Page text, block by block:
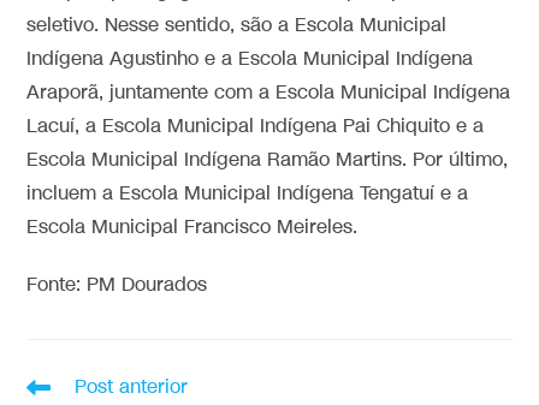
seletivo. Nesse sentido, são a Escola Municipal
Indígena Agustinho e a Escola Municipal Indígena
Araporã, juntamente com a Escola Municipal Indígena
Lacuí, a Escola Municipal Indígena Pai Chiquito e a
Escola Municipal Indígena Ramão Martins. Por último,
incluem a Escola Municipal Indígena Tengatuí e a
Escola Municipal Francisco Meireles.
Fonte: PM Dourados
Post anterior